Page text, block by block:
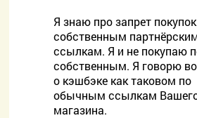
Я знаю про запрет
собственным
ссылкам. Я и не покупаю
собственным. Я говорю
о кэшбэке как таковом по
обычным ссылкам
магазина.